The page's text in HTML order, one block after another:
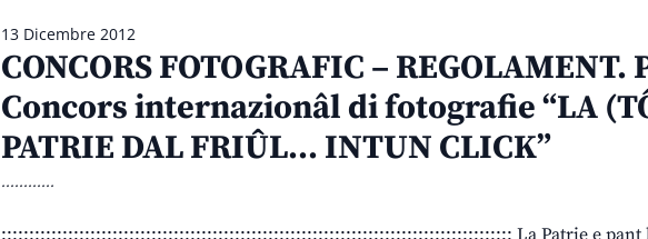
13 Dicembre 2012
CONCORS FOTOGRAFIC – REGOLAMENT.
Concors internazionâl di fotografie “LA
PATRIE DAL FRIÛL… INTUN CLICK”
............